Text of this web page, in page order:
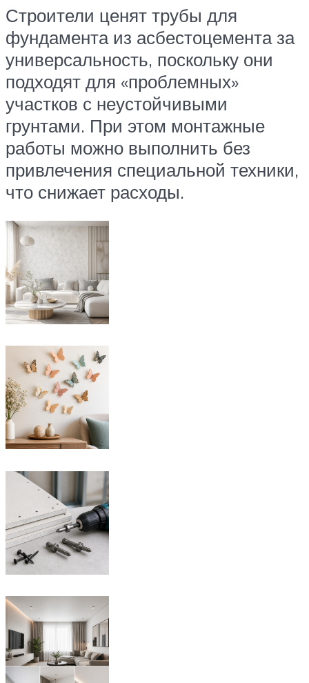
Строители ценят трубы для
фундамента из асбестоцемента за
универсальность, поскольку они
подходят для «проблемных»
участков с неустойчивыми
грунтами. При этом монтажные
работы можно выполнить без
привлечения специальной техники,
что снижает расходы.